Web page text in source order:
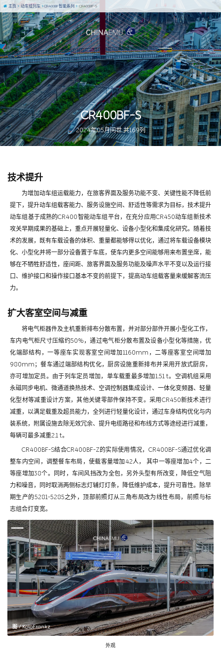
图 / 董邱迪
CR400BF-S
2024年05月问世 共169列
主页 动车组列车 CR400BF智能系列 CR400BF-S
技术提升
为增加动车组运载能力，在旅客界面及服务功能不变、关键性能不降低前
提下，提升动车组载客能力、服务设施空间、舒适性等需求为目标，技术提升
动车组基于成熟的CR400智能动车组平台，在充分应用CR450动车组新技术
攻关早期成果的基础上，重点开展轻量化、设备小型化和集成化研究。随着技
术的发展，既有车载设备的体积、重量都能够得以优化，通过将车载设备模块
化、小型化并将一部分设备置于车底，使车内更多空间能够用来布置坐席，能
够在不牺牲舒适性，座间距、旅客界面及服务功能及噪声水平不变以及运行接
口、维护接口和操作接口基本不变的前提下，提高动车组载客量来缓解客流压
力。
扩大客室空间与减重
将电气柜器件及主机重新排布分散布置，并对部分部件开展小型化工作，
车内电气柜尺寸压缩约50%，通过电气柜分散布置及设备小型化等措施，优
化端部结构，一等座车实现客室空间增加1160mm，二等座客室空间增加
980mm；餐车通过端部结构优化，厨房设施重新排布并采用开放式厨房，
亦可增加定员。由于列车定员增加，单车载重最多增加1.51 t。空调机组采用
永磁同步电机、微通道换热技术、空调控制器集成设计、一体化变频器、轻量
化型材等减重设计方案，其他关键零部件保持不变。采用CR450新技术进行
减重，以满足载重及超员能力，全列进行轻量化设计，通过车身结构优化与内
装系统，附属设施去除无效冗余、提升电缆路径和布线方式等途经进行减重，
每辆可最多减重2.1 t。
CR400BF-S结合CR400BF-Z的实际使用情况，CR400BF-S通过优化调
整车内空间，调整餐车布局，使载客量增加42人， 其中一等座增加4个，二
等座增加38个。同时，车间风挡改为全包，另外头型有所改变，降低空气阻
力和噪音，同时取消两侧标志灯辅灯灯条，降低维护成本，提升可靠性。除早
期生产的5281-5285之外，顶部前照灯从三角布局改为线性布局，前照与标
志组合灯变宽。
图 / KoloFrankz
外观